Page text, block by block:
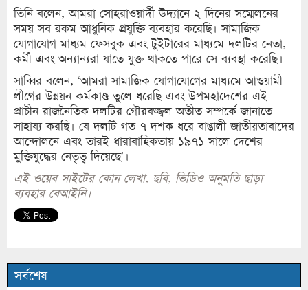
তিনি বলেন, আমরা সোহরাওয়ার্দী উদ্যানে ২ দিনের সম্মেলনের
সময় সব রকম আধুনিক প্রযুক্তি ব্যবহার করেছি। সামাজিক
যোগাযোগ মাধ্যম ফেসবুক এবং টুইটারের মাধ্যমে দলটির নেতা,
কর্মী এবং অন্যান্যরা যাতে যুক্ত থাকতে পারে সে ব্যবস্থা করেছি।
সাব্বির বলেন, ‘আমরা সামাজিক যোগাযোগের মাধ্যমে আওয়ামী
লীগের উন্নয়ন কর্মকাণ্ড তুলে ধরেছি এবং উপমহাদেশের এই
প্রাচীন রাজনৈতিক দলটির গৌরবজ্জ্বল অতীত সম্পর্কে জানাতে
সাহায্য করছি। যে দলটি গত ৭ দশক ধরে বাঙালী জাতীয়তাবাদের
আন্দোলনে এবং তারই ধারাবাহিকতায় ১৯৭১ সালে দেশের
মুক্তিযুদ্ধের নেতৃত্ব দিয়েছে’।
এই ওয়েব সাইটের কোন লেখা, ছবি, ভিডিও অনুমতি ছাড়া
ব্যবহার বেআইনি।
সর্বশেষ